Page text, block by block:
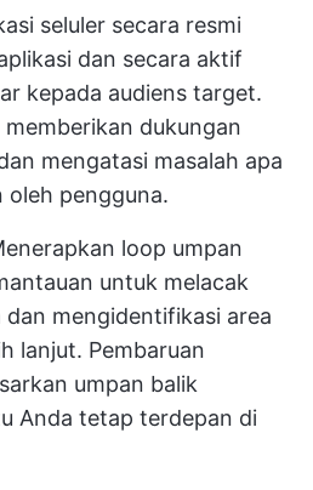
seluler secara resmi
dan secara aktif
kepada audiens target.
dukungan
mengatasi masalah apa
oleh pengguna.
loop umpan
untuk melacak
mengidentifikasi area
lanjut. Pembaruan
umpan balik
Anda tetap terdepan di